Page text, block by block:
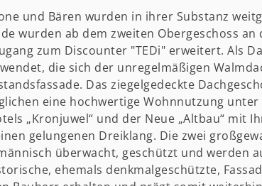
und Bären wurden in ihrer Substanz
wurden ab dem zweiten Obergeschoss
zum Discounter "TEDi" erweitert. Als
die sich der unregelmäßigen
Das ziegelgedeckte
eine hochwertige Wohnnutzung unter
„Kronjuwel“ und der Neue „Altbau“ mit
gelungenen Dreiklang. Die zwei
überwacht, geschützt und werden
ehemals denkmalgeschützte,